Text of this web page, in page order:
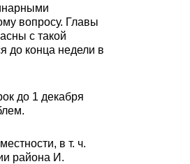
вопросу. Главы
с такой
до конца недели в
до 1 декабря
в т. ч.
района И.